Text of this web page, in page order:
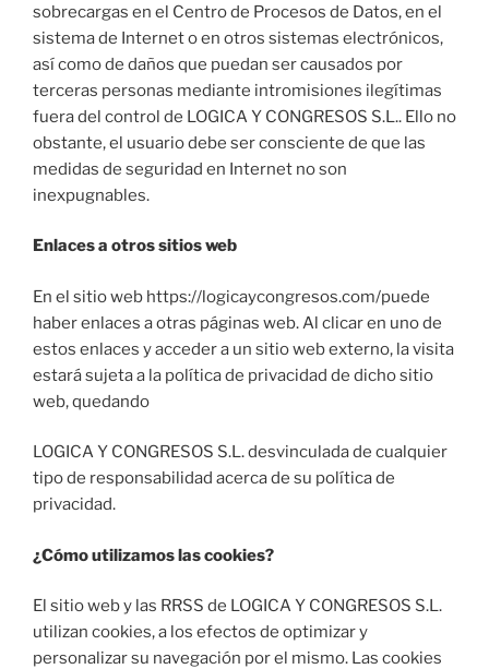
sobrecargas en el Centro de Procesos de Datos, en el
sistema de Internet o en otros sistemas electrónicos,
así como de daños que puedan ser causados por
terceras personas mediante intromisiones ilegítimas
fuera del control de LOGICA Y CONGRESOS S.L.. Ello no
obstante, el usuario debe ser consciente de que las
medidas de seguridad en Internet no son
inexpugnables.
Enlaces a otros sitios web
En el sitio web https://logicaycongresos.com/puede
haber enlaces a otras páginas web. Al clicar en uno de
estos enlaces y acceder a un sitio web externo, la visita
estará sujeta a la política de privacidad de dicho sitio
web, quedando
LOGICA Y CONGRESOS S.L. desvinculada de cualquier
tipo de responsabilidad acerca de su política de
privacidad.
¿Cómo utilizamos las cookies?
El sitio web y las RRSS de LOGICA Y CONGRESOS S.L.
utilizan cookies, a los efectos de optimizar y
personalizar su navegación por el mismo. Las cookies